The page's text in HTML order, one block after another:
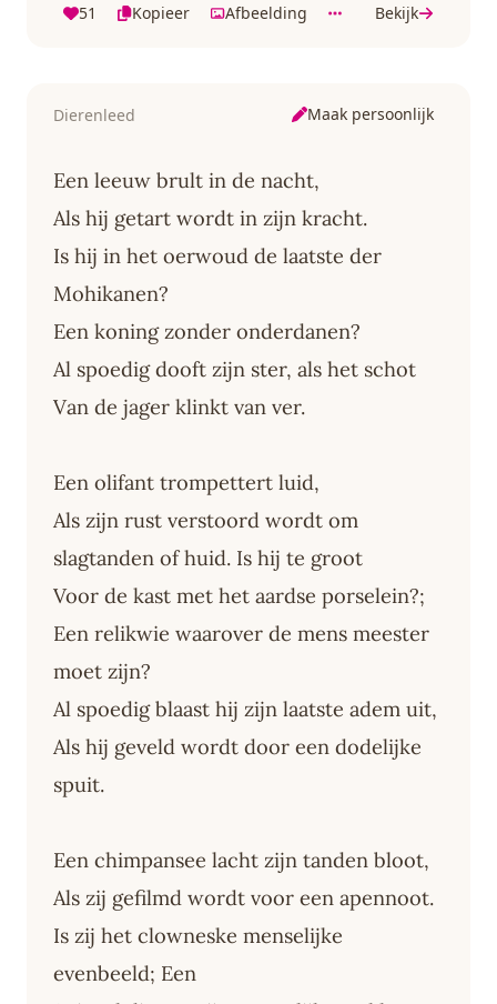
51 Kopieer Afbeelding Bekijk
Dierenleed Maak persoonlijk
Een leeuw brult in de nacht,
Als hij getart wordt in zijn kracht.
Is hij in het oerwoud de laatste der
Mohikanen?
Een koning zonder onderdanen?
Al spoedig dooft zijn ster, als het schot
Van de jager klinkt van ver.
Een olifant trompettert luid,
Als zijn rust verstoord wordt om
slagtanden of huid. Is hij te groot
Voor de kast met het aardse porselein?;
Een relikwie waarover de mens meester
moet zijn?
Al spoedig blaast hij zijn laatste adem uit,
Als hij geveld wordt door een dodelijke
spuit.
Een chimpansee lacht zijn tanden bloot,
Als zij gefilmd wordt voor een apennoot.
Is zij het clowneske menselijke
evenbeeld; Een